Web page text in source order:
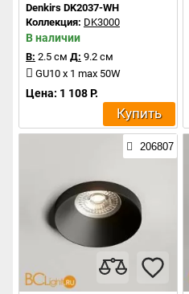
Denkirs DK2037-WH
Коллекция: DK3000
В наличии
В: 2.5 см Д: 9.2 см
GU10 x 1 max 50W
Цена: 1 108 Р.
Купить
206807